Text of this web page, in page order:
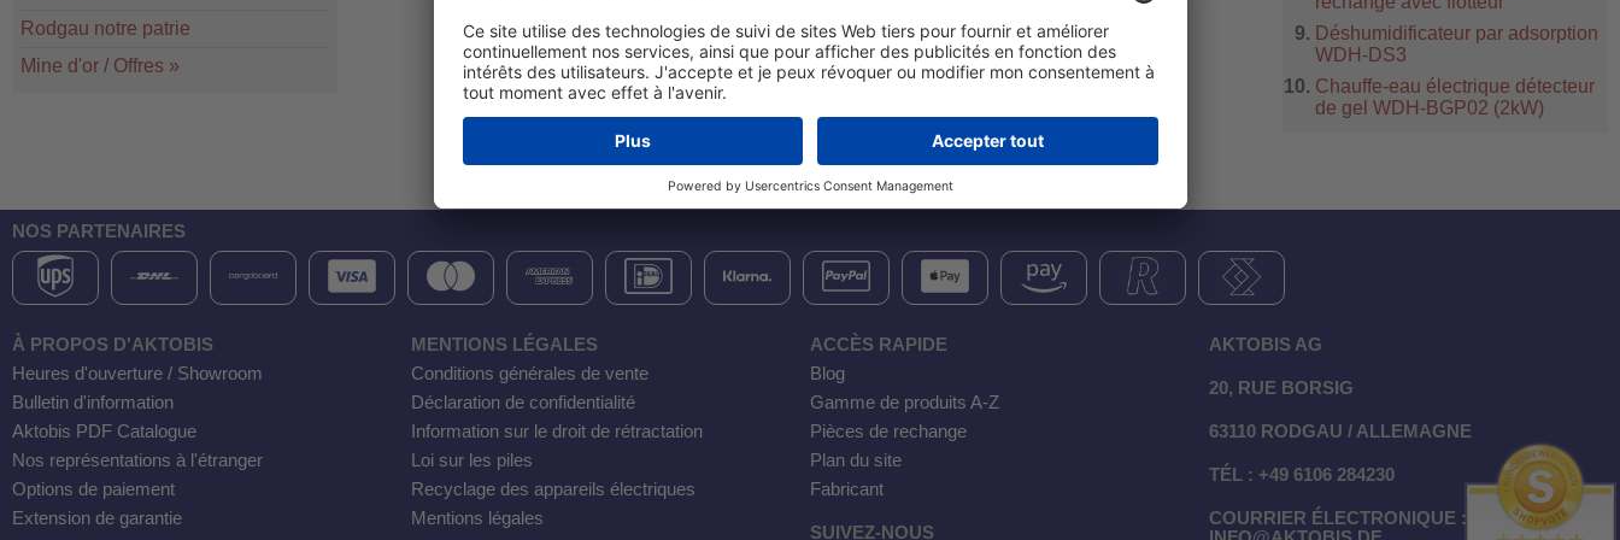
Rodgau notre patrie
Mine d'or / Offres »
Déshumidificateur par adsorption
WDH-DS3
Chauffe-eau électrique détecteur
de gel WDH-BGP02 (2kW)
NOS PARTENAIRES
À PROPOS D'AKTOBIS
Heures d'ouverture / Showroom
Bulletin d'information
Aktobis PDF Catalogue
Nos représentations à l'étranger
Options de paiement
Extension de garantie
MENTIONS LÉGALES
Conditions générales de vente
Déclaration de confidentialité
Information sur le droit de rétractation
Loi sur les piles
Recyclage des appareils électriques
Mentions légales
ACCÈS RAPIDE
Blog
Gamme de produits A-Z
Pièces de rechange
Plan du site
Fabricant
SUIVEZ-NOUS
AKTOBIS AG
20, RUE BORSIG
63110 RODGAU / ALLEMAGNE
TÉL : +49 6106 284230
COURRIER ÉLECTRONIQUE :